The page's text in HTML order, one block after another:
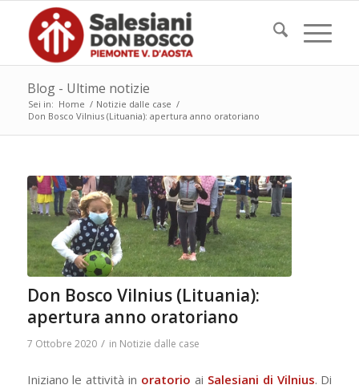
Blog - Ultime notizie
Sei in: Home / Notizie dalle case /
Don Bosco Vilnius (Lituania): apertura anno oratoriano
Don Bosco Vilnius (Lituania):
apertura anno oratoriano
7 Ottobre 2020 / in Notizie dalle case
Iniziano le attività in oratorio ai Salesiani di Vilnius. Di